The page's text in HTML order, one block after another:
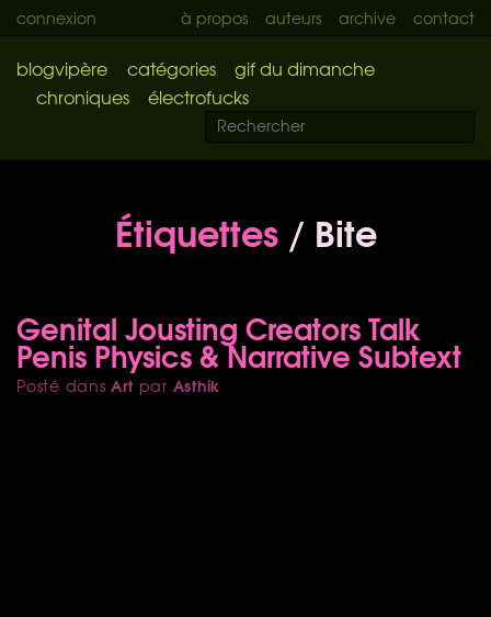
connexion à propos auteurs archive contact
blogvipère catégories
gif du dimanche
chroniques
électrofucks
Étiquettes/ Bite
Genital Jousting Creators Talk
Penis Physics & Narrative Subtext
Posté dansArt par Asthik